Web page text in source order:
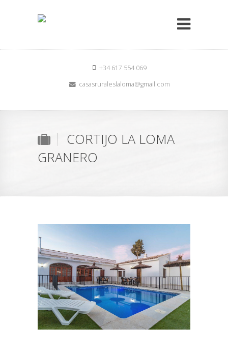
+34 617 554 069
casasruraleslaloma@gmail.com
CORTIJO LA LOMA
GRANERO